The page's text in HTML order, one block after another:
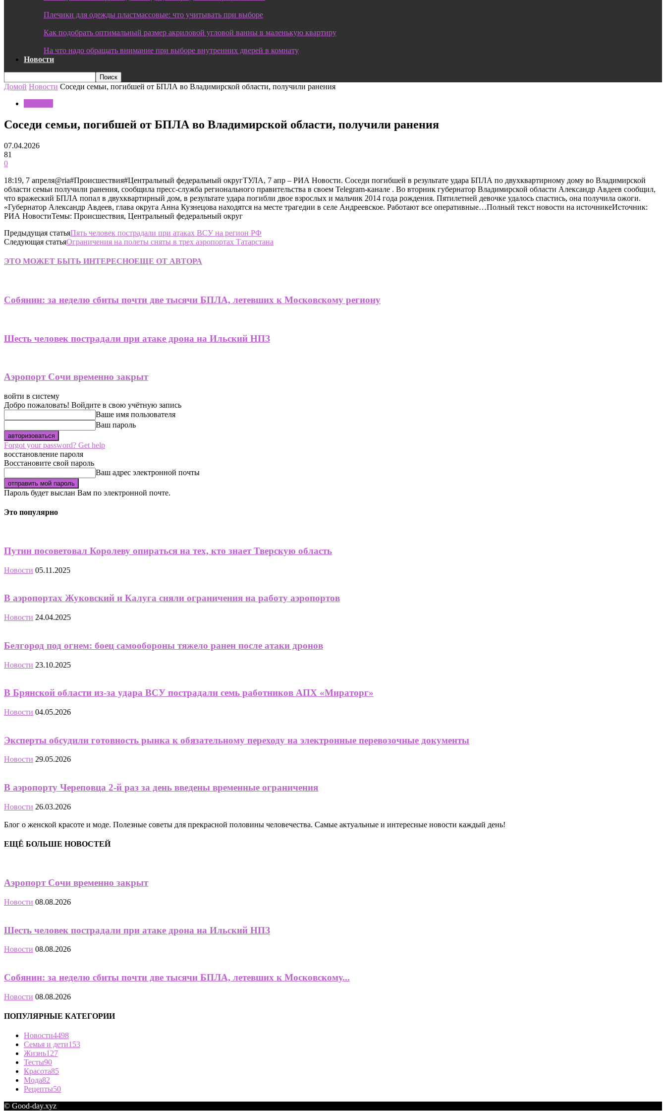
Плечики для одежды пластмассовые: что учитывать при выборе
Как подобрать оптимальный размер акриловой угловой ванны в маленькую квартиру
На что надо обращать внимание при выборе внутренних дверей в комнату
Новости
Домой Новости Соседи семьи, погибшей от БПЛА во Владимирской области, получили ранения
Соседи семьи, погибшей от БПЛА во Владимирской области, получили ранения
07.04.2026
81
0
18:19, 7 апреля@ria#Происшествия#Центральный федеральный округТУЛА, 7 апр – РИА Новости. Соседи погибшей в результате удара БПЛА по двухквартирному дому во Владимирской
области семьи получили ранения, сообщила пресс-служба регионального правительства в своем Telegram-канале . Во вторник губернатор Владимирской области Александр Авдеев сообщил,
что вражеский БПЛА попал в двухквартирный дом, в результате удара погибли двое взрослых и мальчик 2014 года рождения. Пятилетней девочке удалось спастись, она получила ожоги.
«Губернатор Александр Авдеев, глава округа Анна Кузнецова находятся на месте трагедии в селе Андреевское. Работают все оперативные…Полный текст новости на источникеИсточник:
РИА НовостиТемы: Происшествия, Центральный федеральный округ
Предыдущая статьяПять человек пострадали при атаках ВСУ на регион РФ
Следующая статьяОграничения на полеты сняты в трех аэропортах Татарстана
ЭТО МОЖЕТ БЫТЬ ИНТЕРЕСНОЕЩЕ ОТ АВТОРА
Собянин: за неделю сбиты почти две тысячи БПЛА, летевших к Московскому региону
Шесть человек пострадали при атаке дрона на Ильский НПЗ
Аэропорт Сочи временно закрыт
войти в систему
Добро пожаловать! Войдите в свою учётную запись
Ваше имя пользователя
Ваш пароль
Forgot your password? Get help
восстановление пароля
Восстановите свой пароль
Ваш адрес электронной почты
Пароль будет выслан Вам по электронной почте.
Это популярно
Путин посоветовал Королеву опираться на тех, кто знает Тверскую область
Новости 05.11.2025
В аэропортах Жуковский и Калуга сняли ограничения на работу аэропортов
Новости 24.04.2025
Белгород под огнем: боец самообороны тяжело ранен после атаки дронов
Новости 23.10.2025
В Брянской области из-за удара ВСУ пострадали семь работников АПХ «Мираторг»
Новости 04.05.2026
Эксперты обсудили готовность рынка к обязательному переходу на электронные перевозочные документы
Новости 29.05.2026
В аэропорту Череповца 2-й раз за день введены временные ограничения
Новости 26.03.2026
Блог о женской красоте и моде. Полезные советы для прекрасной половины человечества. Самые актуальные и интересные новости каждый день!
ЕЩЁ БОЛЬШЕ НОВОСТЕЙ
Аэропорт Сочи временно закрыт
Новости 08.08.2026
Шесть человек пострадали при атаке дрона на Ильский НПЗ
Новости 08.08.2026
Собянин: за неделю сбиты почти две тысячи БПЛА, летевших к Московскому...
Новости 08.08.2026
ПОПУЛЯРНЫЕ КАТЕГОРИИ
Новости4498
Семья и дети153
Жизнь127
Тесты90
Красота85
Мода82
Рецепты50
© Good-day.xyz